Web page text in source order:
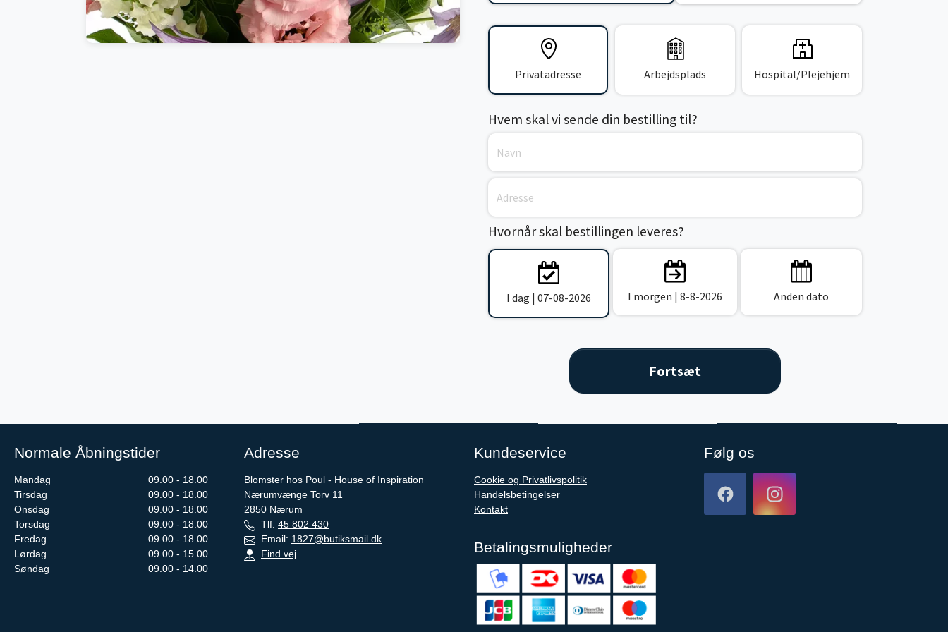
Privatadresse Arbejdsplads Hospital/Plejehjem
Hvem skal vi sende din bestilling til?
Hvornår skal bestillingen leveres?
I dag | 07-08-2026 I morgen | 8-8-2026 Anden dato
Normale Åbningstider
Mandag
09.00 - 18.00
Tirsdag
09.00 - 18.00
Onsdag
09.00 - 18.00
Torsdag
09.00 - 18.00
Fredag
09.00 - 18.00
Lørdag
09.00 - 15.00
Søndag
09.00 - 14.00
Adresse
Blomster hos Poul - House of Inspiration
Nærumvænge Torv 11
2850 Nærum
Tlf. 45 802 430
Email: 1827@butiksmail.dk
Find vej
Kundeservice
Cookie og Privatlivspolitik
Handelsbetingelser
Kontakt
Betalingsmuligheder
Følg os